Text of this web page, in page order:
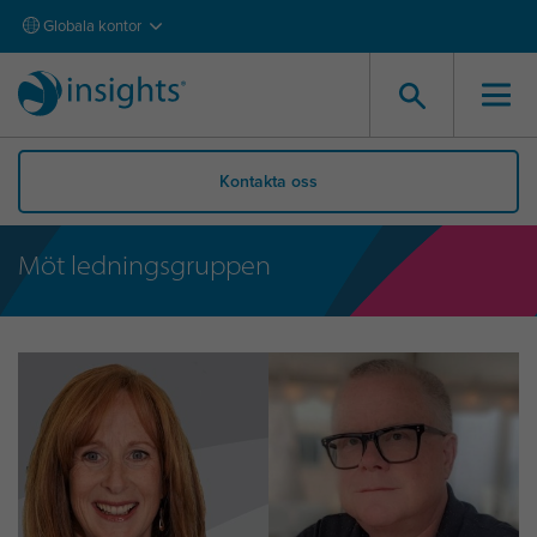
Globala kontor
Kontakta oss
Möt ledningsgruppen